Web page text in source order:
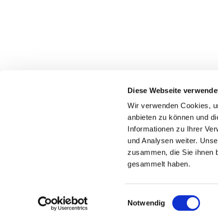
Diese Webseite
Wir verwenden Cookies,
anbieten zu können und
Informationen zu Ihrer
und Analysen weiter.
zusammen, die Sie ihnen
gesammelt haben.
Einwilligungsauswahl
Notwendig